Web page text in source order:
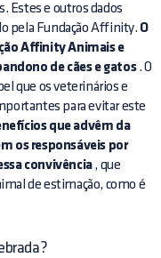
Estes e outros dados
pela Fundação Affinity. O
Affinity Animais e
de cães e gatos. O
que os veterinários e
para evitar este
que advêm da
os responsáveis por
convivência, que
de estimação, como é